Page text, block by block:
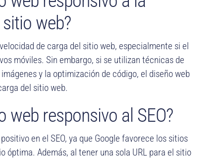
web?
de carga del sitio web, especialmente si el
móviles. Sin embargo, si se utilizan técnicas de
y la optimización de código, el diseño web
del sitio web.
web responsivo al SEO?
en el SEO, ya que Google favorece los sitios
óptima. Además, al tener una sola URL para el sitio